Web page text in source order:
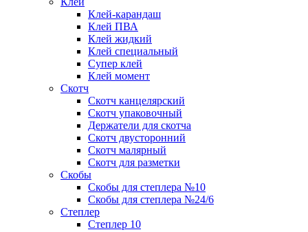
Клей-карандаш
Клей ПВА
Клей жидкий
Клей специальный
Супер клей
Клей момент
Скотч
Скотч канцелярский
Скотч упаковочный
Держатели для скотча
Скотч двусторонний
Скотч малярный
Скотч для разметки
Скобы
Скобы для степлера №10
Скобы для степлера №24/6
Степлер
Степлер 10